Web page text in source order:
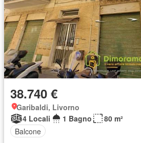
38.740 €
Garibaldi, Livorno
4 Locali
1 Bagno
80 m²
Balcone